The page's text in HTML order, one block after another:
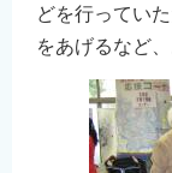
どを行ってい
をあげるなど